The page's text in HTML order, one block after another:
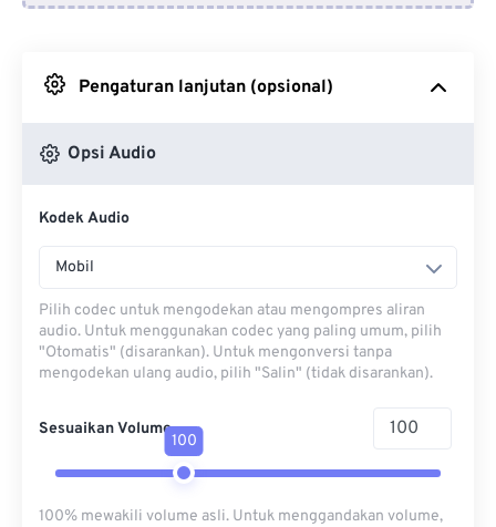
Pengaturan lanjutan (opsional)
Opsi Audio
Kodek Audio
Mobil
Pilih codec untuk mengodekan atau mengompres aliran
audio. Untuk menggunakan codec yang paling umum, pilih
"Otomatis" (disarankan). Untuk mengonversi tanpa
mengodekan ulang audio, pilih "Salin" (tidak disarankan).
Sesuaikan Volume
100
100% mewakili volume asli. Untuk menggandakan volume,